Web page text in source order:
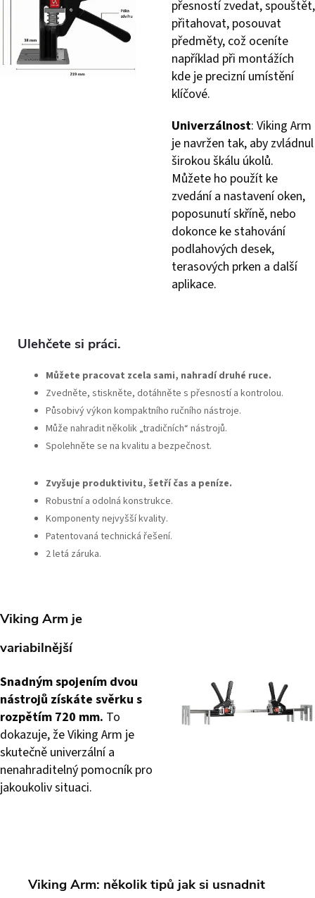
přesností zvedat, spouštět,
přitahovat, posouvat
předměty, což oceníte
například při montážích
kde je precizní umístění
klíčové.
Univerzálnost: Viking Arm
je navržen tak, aby zvládnul
širokou škálu úkolů.
Můžete ho použít ke
zvedání a nastavení oken,
poposunutí skříně, nebo
dokonce ke stahování
podlahových desek,
terasových prken a další
aplikace.
Ulehčete si práci.
Můžete pracovat zcela sami, nahradí druhé ruce.
Zvedněte, stiskněte, dotáhněte s přesností a kontrolou.
Působivý výkon kompaktního ručního nástroje.
Může nahradit několik „tradičních“ nástrojů.
Spolehněte se na kvalitu a bezpečnost.
Zvyšuje produktivitu, šetří čas a peníze.
Robustní a odolná konstrukce.
Komponenty nejvyšší kvality.
Patentovaná technická řešení.
2 letá záruka.
Viking Arm je
variabilnější
Snadným spojením dvou
nástrojů získáte svěrku s
rozpětím 720 mm. To
dokazuje, že Viking Arm je
skutečně univerzální a
nenahraditelný pomocník pro
jakoukoliv situaci.
Viking Arm: několik tipů jak si usnadnit